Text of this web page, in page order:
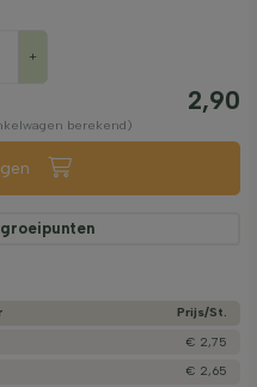
+
2,90
berekend)
groeipunten
Prijs/­St.
€ 2,75
€ 2,65